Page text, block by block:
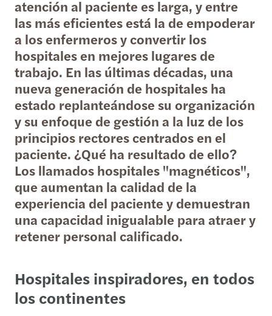
atención al paciente es larga, y entre
las más eficientes está la de empoderar
a los enfermeros y convertir los
hospitales en mejores lugares de
trabajo. En las últimas décadas, una
nueva generación de hospitales ha
estado replanteándose su organización
y su enfoque de gestión a la luz de los
principios rectores centrados en el
paciente. ¿Qué ha resultado de ello?
Los llamados hospitales "magnéticos",
que aumentan la calidad de la
experiencia del paciente y demuestran
una capacidad inigualable para atraer y
retener personal calificado.
Hospitales inspiradores, en todos
los continentes